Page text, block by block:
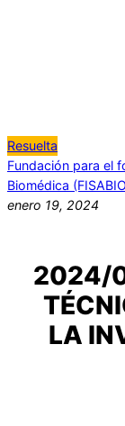
Resuelta
Fundación para el
Biomédica
enero 19, 2024
2024/
LA